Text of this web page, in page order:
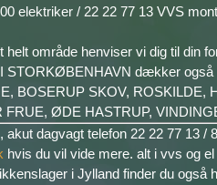
elektriker / 22 22 77 13 VVS
helt område henviser vi dig til din
STORKØBENHAVN dækker også
BOSERUP SKOV,
FRUE, ØDE HASTRUP,
akut dagvagt telefon 22 22 77 13 /
hvis du vil vide mere. alt i vvs og
i Jylland finder du også